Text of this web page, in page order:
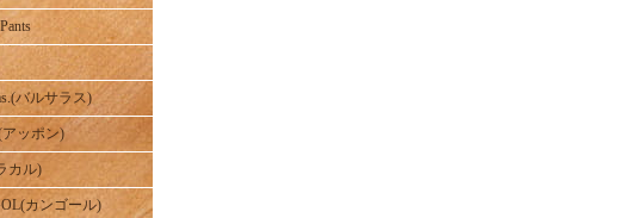
バルサラス)
アッポン)
カル)
カンゴール)